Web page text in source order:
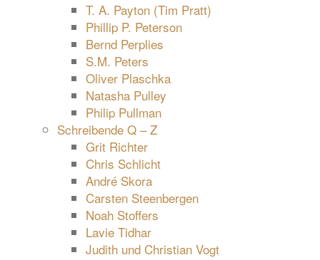
T. A. Payton (Tim Pratt)
Phillip P. Peterson
Bernd Perplies
S.M. Peters
Oliver Plaschka
Natasha Pulley
Philip Pullman
Schreibende Q – Z
Grit Richter
Chris Schlicht
André Skora
Carsten Steenbergen
Noah Stoffers
Lavie Tidhar
Judith und Christian Vogt